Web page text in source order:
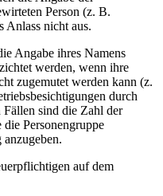
Person (z. B.
Anlass nicht aus.
Angabe ihres Namens
werden, wenn ihre
zugemutet werden kann (z.
durch
Fällen sind die Zahl der
Personengruppe
auf dem